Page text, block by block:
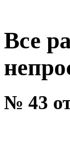
Все
№ 43